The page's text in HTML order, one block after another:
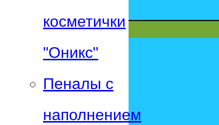
косметички
"Оникс"
Пеналы с
наполнением